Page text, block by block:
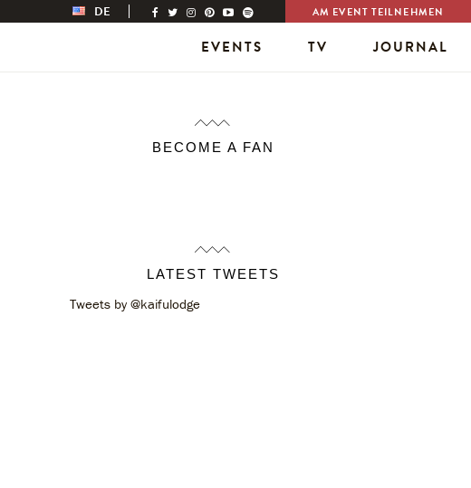
DE AM EVENT TEILNEHMEN
EVENTS TV JOURNAL
BECOME A FAN
LATEST TWEETS
Tweets by @kaifulodge